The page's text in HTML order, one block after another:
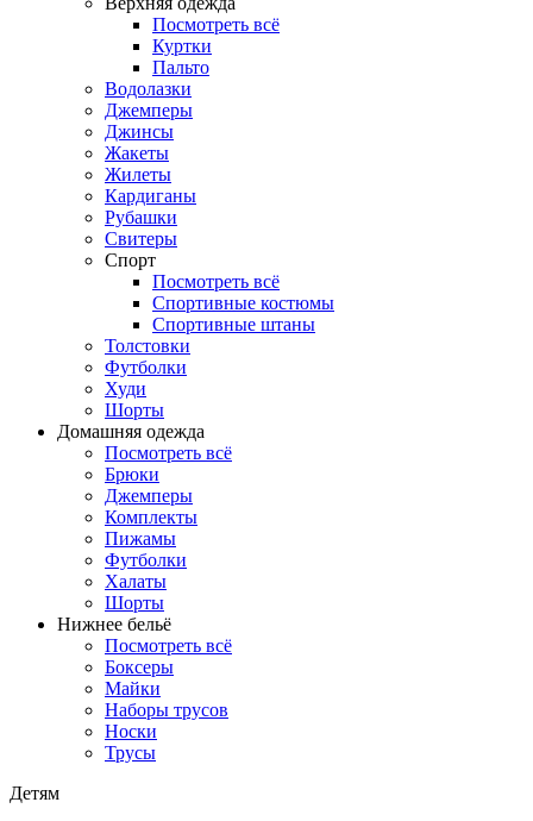
Посмотреть всё
Куртки
Пальто
Водолазки
Джемперы
Джинсы
Жакеты
Жилеты
Кардиганы
Рубашки
Свитеры
Спорт
Посмотреть всё
Спортивные костюмы
Спортивные штаны
Толстовки
Футболки
Худи
Шорты
Домашняя одежда
Посмотреть всё
Брюки
Джемперы
Комплекты
Пижамы
Футболки
Халаты
Шорты
Нижнее бельё
Посмотреть всё
Боксеры
Майки
Наборы трусов
Носки
Трусы
Детям